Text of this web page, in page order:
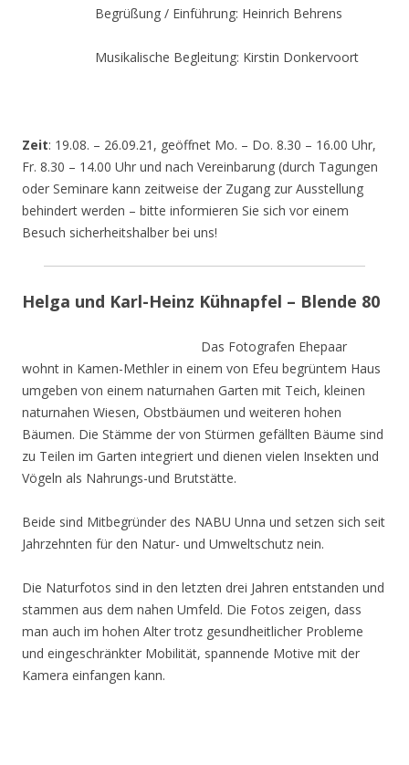
Begrüßung / Einführung: Heinrich Behrens
Musikalische Begleitung: Kirstin Donkervoort
Zeit: 19.08. – 26.09.21, geöffnet Mo. – Do. 8.30 – 16.00 Uhr,
Fr. 8.30 – 14.00 Uhr und nach Vereinbarung (durch Tagungen
oder Seminare kann zeitweise der Zugang zur Ausstellung
behindert werden – bitte informieren Sie sich vor einem
Besuch sicherheitshalber bei uns!
Helga und Karl-Heinz Kühnapfel – Blende 80
Das Fotografen Ehepaar
wohnt in Kamen-Methler in einem von Efeu begrüntem Haus
umgeben von einem naturnahen Garten mit Teich, kleinen
naturnahen Wiesen, Obstbäumen und weiteren hohen
Bäumen. Die Stämme der von Stürmen gefällten Bäume sind
zu Teilen im Garten integriert und dienen vielen Insekten und
Vögeln als Nahrungs-und Brutstätte.
Beide sind Mitbegründer des NABU Unna und setzen sich seit
Jahrzehnten für den Natur- und Umweltschutz nein.
Die Naturfotos sind in den letzten drei Jahren entstanden und
stammen aus dem nahen Umfeld. Die Fotos zeigen, dass
man auch im hohen Alter trotz gesundheitlicher Probleme
und eingeschränkter Mobilität, spannende Motive mit der
Kamera einfangen kann.